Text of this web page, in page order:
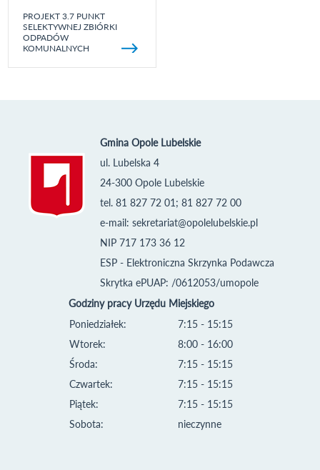
PROJEKT 3.7 PUNKT
SELEKTYWNEJ ZBIÓRKI
ODPADÓW
KOMUNALNYCH
Gmina Opole Lubelskie
ul. Lubelska 4
24-300 Opole Lubelskie
tel. 81 827 72 01; 81 827 72 00
e-mail: sekretariat@opolelubelskie.pl
NIP 717 173 36 12
ESP - Elektroniczna Skrzynka Podawcza
Skrytka ePUAP: /0612053/umopole
Godziny pracy Urzędu Miejskiego
Poniedziałek:
Wtorek:
Środa:
Czwartek:
Piątek:
Sobota:
7:15 - 15:15
8:00 - 16:00
7:15 - 15:15
7:15 - 15:15
7:15 - 15:15
nieczynne